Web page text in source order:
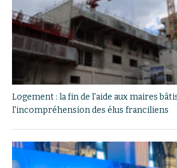
Logement : la fin de l'aide aux maires
l'incompréhension des élus franciliens